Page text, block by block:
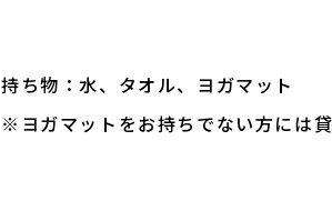
持ち物：水、タオル、ヨガマット
※ヨガマットをお持ちでない方には貸